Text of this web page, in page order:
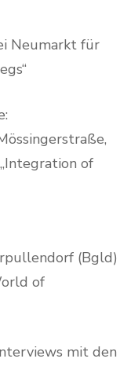
Neumarkt für
of
(Bgld)
of
mit den